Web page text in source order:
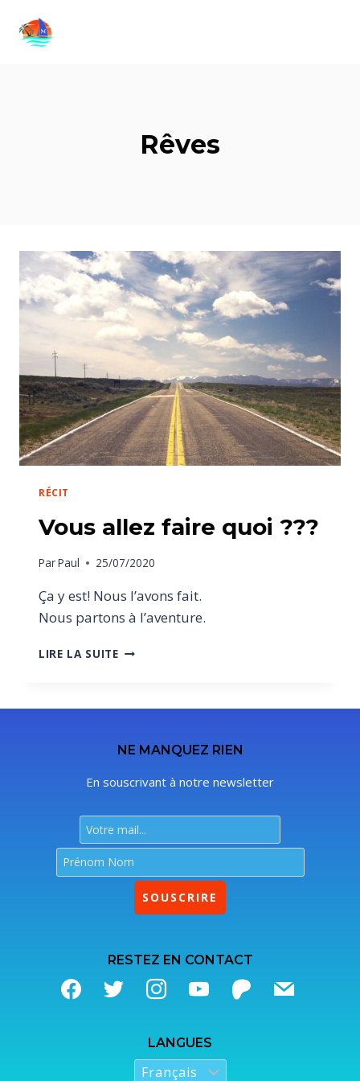
Rêves
RÉCIT
Vous allez faire quoi ???
ParPaul 25/07/2020
Ça y est! Nous l’avons fait.
Nous partons à l’aventure.
LIRE LA SUITE
NE MANQUEZ RIEN
En souscrivant à notre newsletter
RESTEZ EN CONTACT
LANGUES